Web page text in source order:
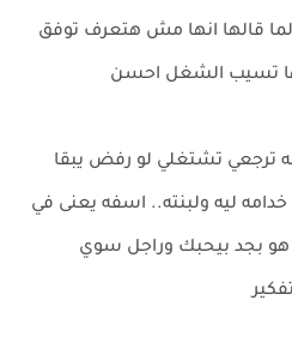
لما قالها انها مش هتعرف توفق
تسيب الشغل احسن
ترجعي تشتغلي لو رفض يبقا
ليه ولبنته.. اسفه يعنى في
هو بجد بيحبك وراجل سوي